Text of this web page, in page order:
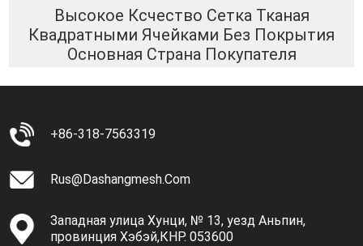
Высокое Ксчество Сетка Тканая
Квадратными Ячейками Без Покрытия
Основная Страна Покупателя
+86-318-7563319
Rus@dashangmesh.com
Западная улица Хунци, № 13, уезд Аньпин,
провинция Хэбэй,КНР. 053600